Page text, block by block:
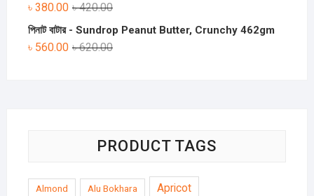
৳420.00
৳ 380.00
পিনাট বাটার - Sundrop Peanut Butter, Crunchy 462gm
৳620.00
৳ 560.00
PRODUCT TAGS
Almond Alu Bokhara Apricot